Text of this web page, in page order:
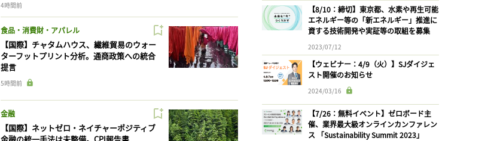
4時間前
食品・消費財・アパレル
【国際】チャタムハウス、繊維貿易のウォー
ターフットプリント分析。通商政策への統合
提言
5時間前
金融
【国際】ネットゼロ・ネイチャーポジティブ
【8/10：締切】東京都、水素や再生可能
エネルギー等の「新エネルギー」推進に
資する技術開発や実証等の取組を募集
2023/07/12
【ウェビナー：4/9（火）】SJダイジェ
スト開催のお知らせ
2024/03/16
【7/26：無料イベント】ゼロボード主
催、業界最大級オンラインカンファレン
ス 「Sustainability Summit 2023」